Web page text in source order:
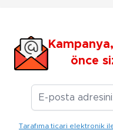
önce
Tarafıma ticari elektronik